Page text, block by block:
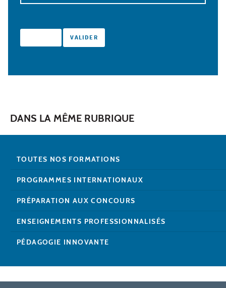
DANS LA MÊME RUBRIQUE
TOUTES NOS FORMATIONS
PROGRAMMES INTERNATIONAUX
PRÉPARATION AUX CONCOURS
ENSEIGNEMENTS PROFESSIONNALISÉS
PÉDAGOGIE INNOVANTE